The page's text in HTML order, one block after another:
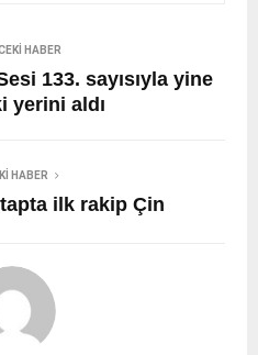
HABER
133. sayısıyla yine
yerini aldı
HABER
ilk rakip Çin